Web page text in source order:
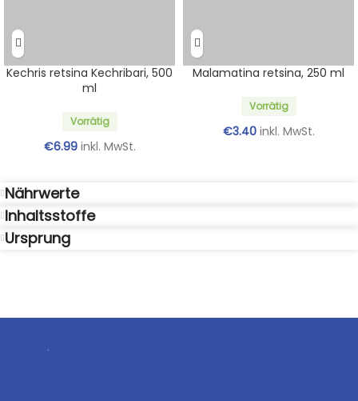
Kechris retsina Kechribari, 500
ml
Vorrätig
€6.99 inkl. MwSt.
Malamatina retsina, 250 ml
Vorrätig
€3.40 inkl. MwSt.
Nährwerte
Inhaltsstoffe
Ursprung